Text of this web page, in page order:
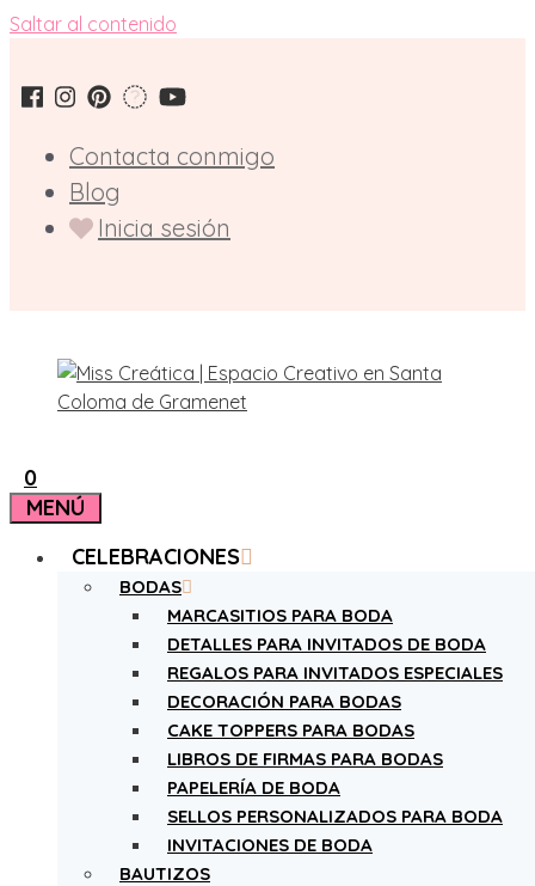
Saltar al contenido
Contacta conmigo
Blog
Inicia sesión
0
MENÚ
CELEBRACIONES
BODAS
MARCASITIOS PARA BODA
DETALLES PARA INVITADOS DE BODA
REGALOS PARA INVITADOS ESPECIALES
DECORACIÓN PARA BODAS
CAKE TOPPERS PARA BODAS
LIBROS DE FIRMAS PARA BODAS
PAPELERÍA DE BODA
SELLOS PERSONALIZADOS PARA BODA
INVITACIONES DE BODA
BAUTIZOS